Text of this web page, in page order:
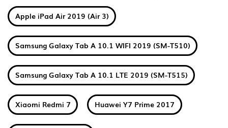
Apple iPad Air 2019 (Air 3)
Samsung Galaxy Tab A 10.1 WIFI 2019 (SM-T510)
Samsung Galaxy Tab A 10.1 LTE 2019 (SM-T515)
Xiaomi Redmi 7 Huawei Y7 Prime 2017